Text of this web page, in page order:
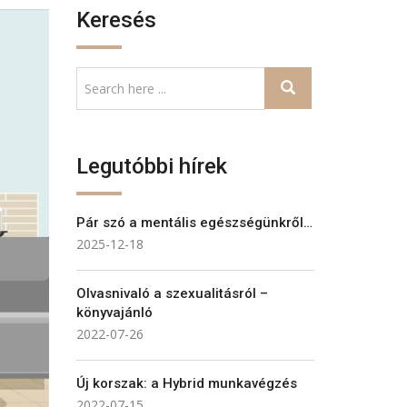
Keresés
Legutóbbi hírek
Pár szó a mentális egészségünkről…
2025-12-18
Olvasnivaló a szexualitásról –
könyvajánló
2022-07-26
Új korszak: a Hybrid munkavégzés